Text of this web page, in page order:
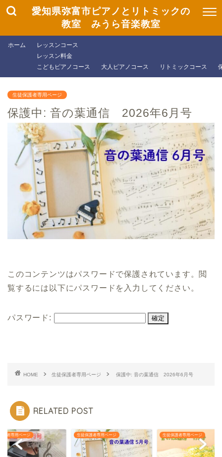
愛知県弥富市ピアノとリトミックの
教室 みうら音楽教室
ホーム
レッスンコース
レッスン料金
こどもピアノコース
大人ピアノコース リトミックコース
生徒保護者専用ページ
保護中: 音の葉通信 2026年6月号
このコンテンツはパスワードで保護されています。閲
覧するには以下にパスワードを入力してください。
パスワード:
HOME 生徒保護者専用ページ 保護中: 音の葉通信 2026年6月号
RELATED POST
護者専用ページ 生徒保護者専用ページ 生徒保護者専用ページ